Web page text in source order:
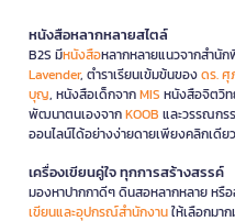
หนังสือหลากหลายสไตล์
B2S มีหนังสือหลากหลายแนวจากสำนั
Lavender, ตำราเรียนเข้มข้นของดร.
บุญ, หนังสือเด็กจากMIS หนังสือจิตวิท
พัฒนาตนเองจากKOOB และวรรณกร
ออนไลน์ได้อย่างง่ายดายเพียงคลิกเดียว
เครื่องเขียนคู่ใจ ทุกการสร้างสรรค์
มองหาปากกาดีๆ ดินสอหลากหลาย หรื
เขียนและอุปกรณ์สำนักงานให้เลือกมา